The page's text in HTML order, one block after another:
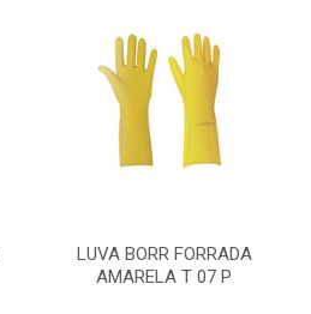
LUVA BORR FORRADA
AMARELA T 07 P